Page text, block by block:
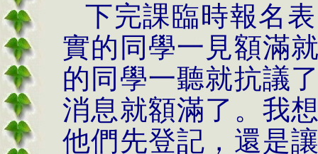
下完課臨時報名
實的同學一見額滿
的同學一聽就抗議
消息就額滿了。我
他們先登記，還是